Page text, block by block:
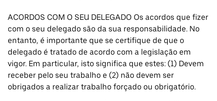
ACORDOS COM O SEU DELEGADO Os acordos que fizer
com o seu delegado são da sua responsabilidade. No
entanto, é importante que se certifique de que o
delegado é tratado de acordo com a legislação em
vigor. Em particular, isto significa que estes: (1) Devem
receber pelo seu trabalho e (2) não devem ser
obrigados a realizar trabalho forçado ou obrigatório.